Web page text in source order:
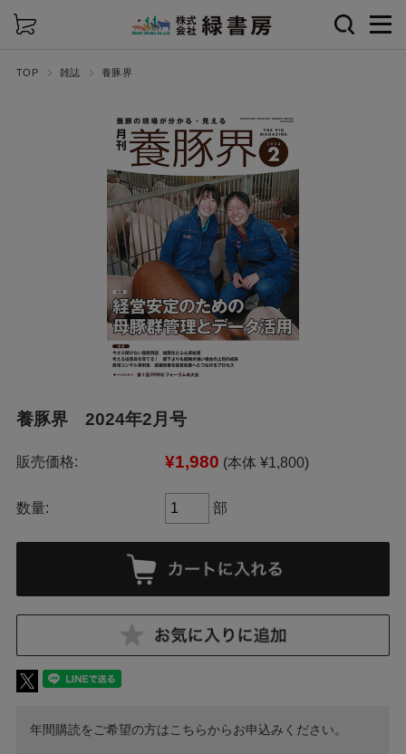
TOP 雑誌 養豚界
養豚界 2024年2月号
販売価格: ¥1,980 (本体 ¥1,800)
数量: 部
年間購読をご希望の方はこちらからお申込みください。